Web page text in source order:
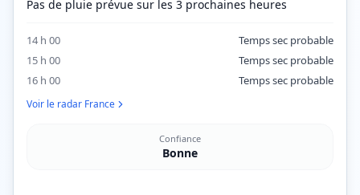
Pas de pluie prévue sur les 3 prochaines heures
14 h 00
Temps sec probable
15 h 00
Temps sec probable
16 h 00
Temps sec probable
Voir le radar France
Confiance
Bonne